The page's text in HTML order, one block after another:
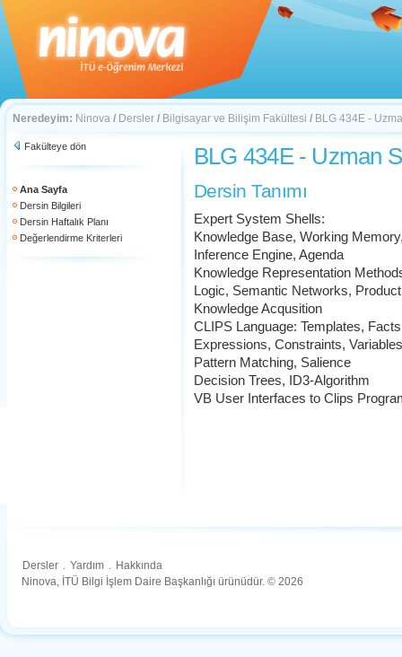
Neredeyim: Ninova / Dersler / Bilgisayar ve Bilişim Fakültesi / BLG 434E -
Fakülteye dön
Ana Sayfa
Dersin Bilgileri
Dersin Haftalık Planı
Değerlendirme Kriterleri
BLG 434E - Uzman
Dersin Tanımı
Expert System Shells:
Knowledge Base, Working
Inference Engine, Agenda
Knowledge Representation
Logic, Semantic Networks,
Knowledge Acqusition
CLIPS Language: Templates,
Expressions, Constraints,
Pattern Matching, Salience
Decision Trees, ID3-Algorithm
VB User Interfaces to Clips
Dersler . Yardım . Hakkında
Ninova, İTÜ Bilgi İşlem Daire Başkanlığı ürünüdür. © 2026